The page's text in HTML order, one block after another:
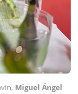
Miguel Ángel